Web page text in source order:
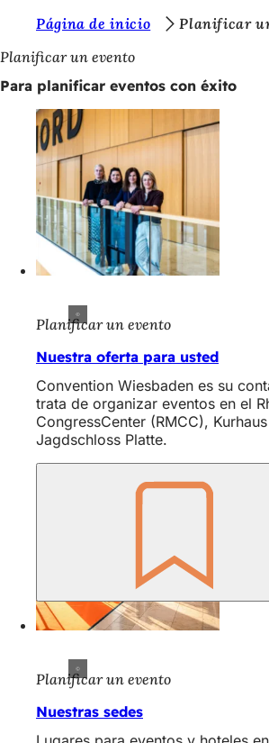
Saltar al contenido
s
t
Página de inicio
Planificar
Planificar un evento
Para planificar eventos con éxito
Planificar un evento
Nuestra oferta para usted
Convention Wiesbaden es su
trata de organizar eventos en el
CongressCenter (RMCC),
Jagdschloss Platte.
Planificar un evento
Nuestras sedes